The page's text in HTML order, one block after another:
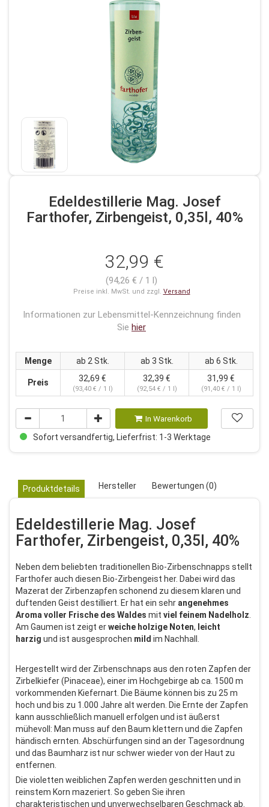
Edeldestillerie Mag. Josef
Farthofer, Zirbengeist, 0,35l, 40%
32,99 €
(94,26 € / 1 l)
Preise inkl. MwSt. und zzgl. Versand
Informationen zur Lebensmittel-Kennzeichnung finden
Sie hier
Menge ab 2 Stk. ab 3 Stk. ab 6 Stk.
Preis 32,69 €
(93,40 € / 1 l)
32,39 €
(92,54 € / 1 l)
31,99 €
(91,40 € / 1 l)
In Warenkorb
Sofort versandfertig, Lieferfrist: 1-3 Werktage
Produktdetails Hersteller Bewertungen (0)
Edeldestillerie Mag. Josef
Farthofer, Zirbengeist, 0,35l, 40%
Neben dem beliebten traditionellen Bio-Zirbenschnapps stellt
Farthofer auch diesen Bio-Zirbengeist her. Dabei wird das
Mazerat der Zirbenzapfen schonend zu diesem klaren und
duftenden Geist destilliert. Er hat ein sehr angenehmes
Aroma voller Frische des Waldes mit viel feinem Nadelholz
Am Gaumen ist zeigt erweiche holzige Noten, leicht
harzig und ist ausgesprochen mild im Nachhall.
Hergestellt wird der Zirbenschnaps aus den roten Zapfen der
Zirbelkiefer (Pinaceae), einer im Hochgebirge ab ca. 1500 m
vorkommenden Kiefernart. Die Bäume können bis zu 25 m
hoch und bis zu 1.000 Jahre alt werden. Die Ernte der Zapfen
kann ausschließlich manuell erfolgen und ist äußerst
mühevoll: Man muss auf den Baum klettern und die Zapfen
händisch ernten. Abschürfungen sind an der Tagesordnung
und das Baumharz ist nur schwer wieder von der Haut zu
entfernen.
Die violetten weiblichen Zapfen werden geschnitten und in
reinstem Korn mazeriert. So geben Sie ihren
charakteristischen und unverwechselbaren Geschmack ab.